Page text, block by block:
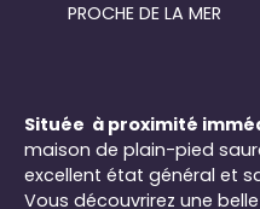
PROCHE DE LA MER
Située à proximité
maison de plain-pied
excellent état général et
Vous découvrirez une